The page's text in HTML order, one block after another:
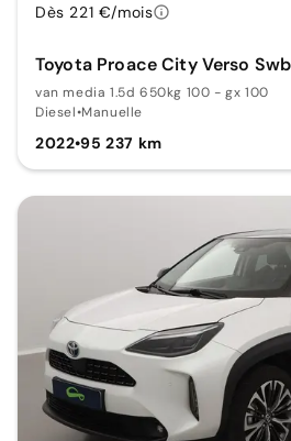
Toyota Proace City Verso Swb
van media 1.5d 650kg 100 - gx 100
Diesel•Manuelle
2022•95 237 km
Dès 221 €/mois